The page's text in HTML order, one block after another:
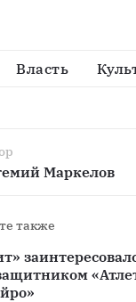
Власть
Маркелов
также